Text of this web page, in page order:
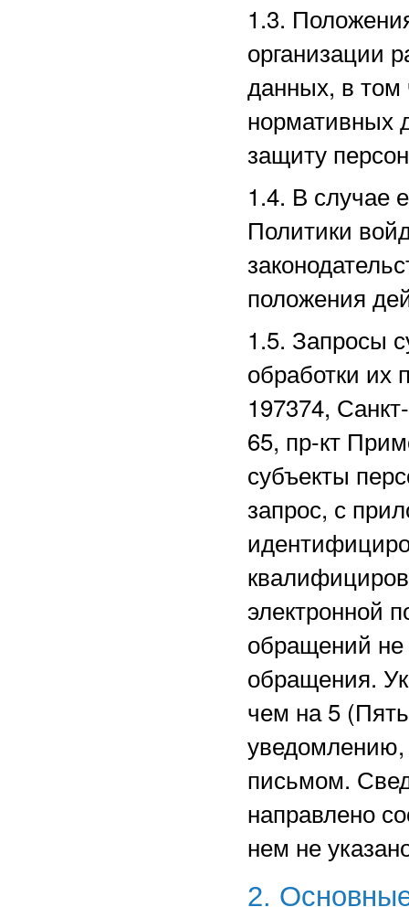
1.3.
организации
данных, в том
нормативных
защиту
1.4. В случае
Политики
положения
1.5. Запросы
обработки их
197374,
65, пр-кт
субъекты
запрос, с
электронной
обращений
обращения.
чем на 5
уведомлению,
письмом.
направлено
нем не
2.